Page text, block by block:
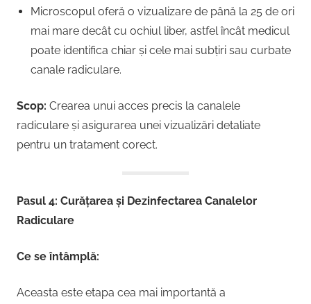
Microscopul oferă o vizualizare de până la 25 de ori
mai mare decât cu ochiul liber, astfel încât medicul
poate identifica chiar și cele mai subțiri sau curbate
canale radiculare.
Scop: Crearea unui acces precis la canalele
radiculare și asigurarea unei vizualizări detaliate
pentru un tratament corect.
Pasul 4: Curățarea și Dezinfectarea Canalelor
Radiculare
Ce se întâmplă:
Aceasta este etapa cea mai importantă a